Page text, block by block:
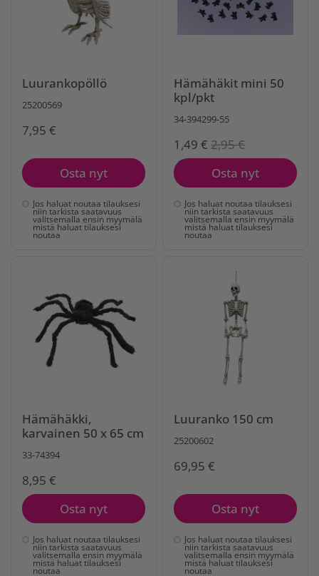
Luurankopöllö
25200569
7,95 €
Osta nyt
Jos haluat noutaa tilauksesi
niin tarkista saatavuus
valitsemalla ensin myymälä
mistä haluat tilauksesi
noutaa
Hämähäkit mini 50
kpl/pkt
34-394299-55
1,49 € 2,95 €
Osta nyt
Jos haluat noutaa tilauksesi
niin tarkista saatavuus
valitsemalla ensin myymälä
mistä haluat tilauksesi
noutaa
Hämähäkki,
karvainen 50 x 65 cm
33-74394
8,95 €
Osta nyt
Jos haluat noutaa tilauksesi
niin tarkista saatavuus
valitsemalla ensin myymälä
mistä haluat tilauksesi
noutaa
Luuranko 150 cm
25200602
69,95 €
Osta nyt
Jos haluat noutaa tilauksesi
niin tarkista saatavuus
valitsemalla ensin myymälä
mistä haluat tilauksesi
noutaa